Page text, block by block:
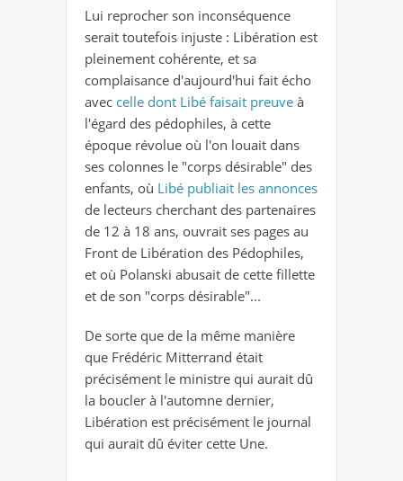
Lui reprocher son inconséquence
serait toutefois injuste : Libération est
pleinement cohérente, et sa
complaisance d'aujourd'hui fait écho
avec celle dont Libé faisait preuve à
l'égard des pédophiles, à cette
époque révolue où l'on louait dans
ses colonnes le "corps désirable" des
enfants, où Libé publiait les annonces
de lecteurs cherchant des partenaires
de 12 à 18 ans, ouvrait ses pages au
Front de Libération des Pédophiles,
et où Polanski abusait de cette fillette
et de son "corps désirable"...
De sorte que de la même manière
que Frédéric Mitterrand était
précisément le ministre qui aurait dû
la boucler à l'automne dernier,
Libération est précisément le journal
qui aurait dû éviter cette Une.